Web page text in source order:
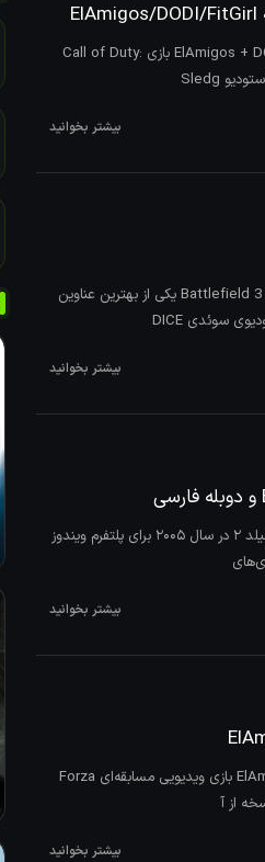
بازی Call of Duty: Vanguard فشرده دریافت بازی در 3 نسخه ElAmigos + DODI + FitGirl بازی Call of Duty:
بیشتر بخوانید
بازی Battlefield 3 فشرده دریافت بازی در 2 نسخه ElAmigos + DODI بازی Battlefield 3 یکی از بهترین عناوین
بیشتر بخوانید
بازی Battlefield ۲ فشرده دریافت بازی در نسخه ElAmigos بازی جذاب بتلفیلد ۲ در سال ۲۰۰۵ برای پلتفرم ویندوز
بیشتر بخوانید
بازی فورزا هورایزن ۵ فشرده دریافت بازی در 3 نسخه ElAmigos + DODI + FitGirl بازی ویدیویی مسابقه‌ای Forza
بیشتر بخوانید